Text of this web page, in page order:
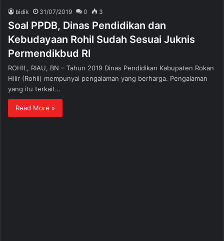
bidik 31/07/2019 0 3
Soal PPDB, Dinas Pendidikan dan
Kebudayaan Rohil Sudah Sesuai Juknis
Permendikbud RI
ROHIL, RIAU, BN – Tahun 2019 Dinas Pendidikan Kabupaten Rokan
Hilir (Rohil) mempunyai pengalaman yang berharga. Pengalaman
yang itu terkait…
Read More »